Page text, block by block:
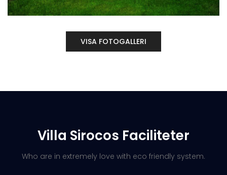
VISA FOTOGALLERI
Villa Sirocos Faciliteter
Who are in extremely love with eco friendly system.